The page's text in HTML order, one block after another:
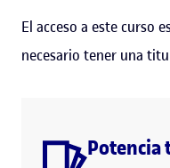
El acceso a este curso
necesario tener una
Potencia